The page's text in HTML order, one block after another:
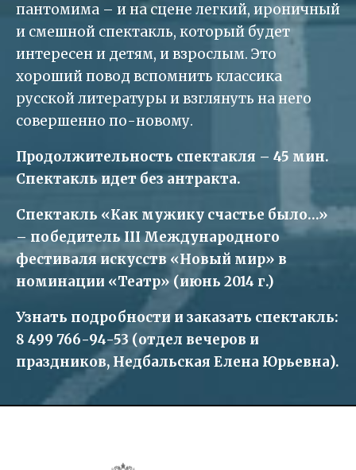
пантомима – и на сцене легкий, ироничный
и смешной спектакль, который будет
интересен и детям, и взрослым. Это
хороший повод вспомнить классика
русской литературы и взглянуть на него
совершенно по-новому.
Продолжительность спектакля – 45 мин.
Спектакль идет без антракта.
Спектакль «Как мужику счастье было…»
– победитель III Международного
фестиваля искусств «Новый мир» в
номинации «Театр» (июнь 2014 г.)
Узнать подробности и заказать спектакль:
8 499 766-94-53 (отдел вечеров и
праздников, Недбальская Елена Юрьевна).